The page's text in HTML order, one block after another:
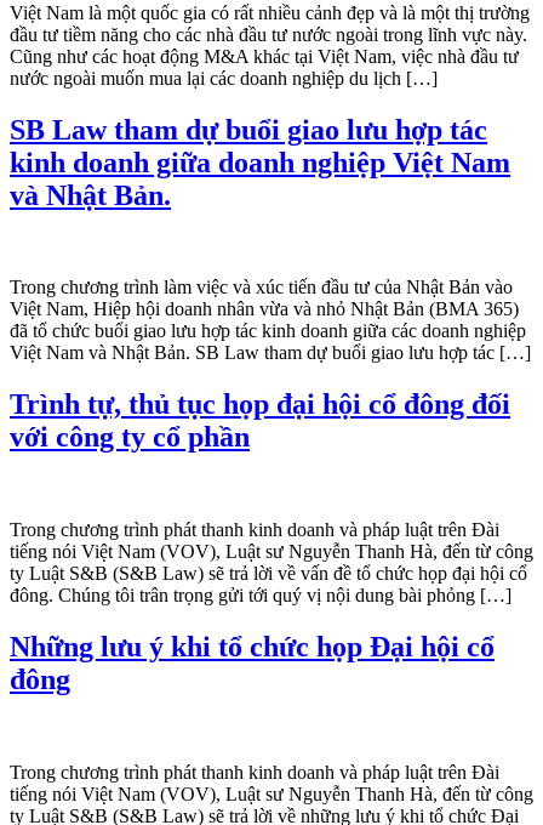
Việt Nam là một quốc gia có rất nhiều cảnh đẹp và là một thị trường
đầu tư tiềm năng cho các nhà đầu tư nước ngoài trong lĩnh vực này.
Cũng như các hoạt động M&A khác tại Việt Nam, việc nhà đầu tư
nước ngoài muốn mua lại các doanh nghiệp du lịch […]
SB Law tham dự buổi giao lưu hợp tác
kinh doanh giữa doanh nghiệp Việt Nam
và Nhật Bản.
Trong chương trình làm việc và xúc tiến đầu tư của Nhật Bản vào
Việt Nam, Hiệp hội doanh nhân vừa và nhỏ Nhật Bản (BMA 365)
đã tổ chức buổi giao lưu hợp tác kinh doanh giữa các doanh nghiệp
Việt Nam và Nhật Bản. SB Law tham dự buổi giao lưu hợp tác […]
Trình tự, thủ tục họp đại hội cổ đông đối
với công ty cổ phần
Trong chương trình phát thanh kinh doanh và pháp luật trên Đài
tiếng nói Việt Nam (VOV), Luật sư Nguyễn Thanh Hà, đến từ công
ty Luật S&B (S&B Law) sẽ trả lời về vấn đề tổ chức họp đại hội cổ
đông. Chúng tôi trân trọng gửi tới quý vị nội dung bài phỏng […]
Những lưu ý khi tổ chức họp Đại hội cổ
đông
Trong chương trình phát thanh kinh doanh và pháp luật trên Đài
tiếng nói Việt Nam (VOV), Luật sư Nguyễn Thanh Hà, đến từ công
ty Luật S&B (S&B Law) sẽ trả lời về những lưu ý khi tổ chức Đại